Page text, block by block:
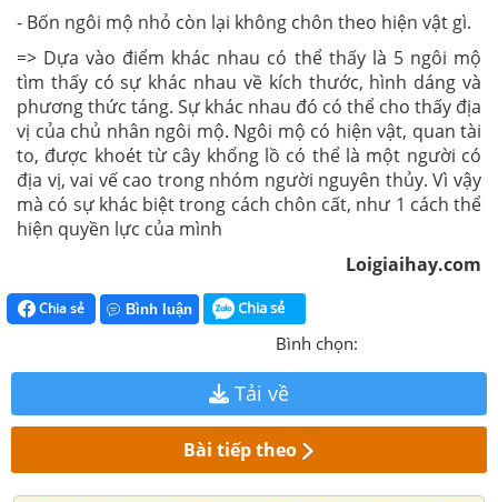
- Bốn ngôi mộ nhỏ còn lại không chôn theo hiện vật gì.
=> Dựa vào điểm khác nhau có thể thấy là 5 ngôi mộ
tìm thấy có sự khác nhau về kích thước, hình dáng và
phương thức táng. Sự khác nhau đó có thể cho thấy địa
vị của chủ nhân ngôi mộ. Ngôi mộ có hiện vật, quan tài
to, được khoét từ cây khổng lồ có thể là một người có
địa vị, vai vế cao trong nhóm người nguyên thủy. Vì vậy
mà có sự khác biệt trong cách chôn cất, như 1 cách thể
hiện quyền lực của mình
Loigiaihay.com
Chia sẻ Bình luận Chia sẻ
Bình chọn:
Tải về
Bài tiếp theo